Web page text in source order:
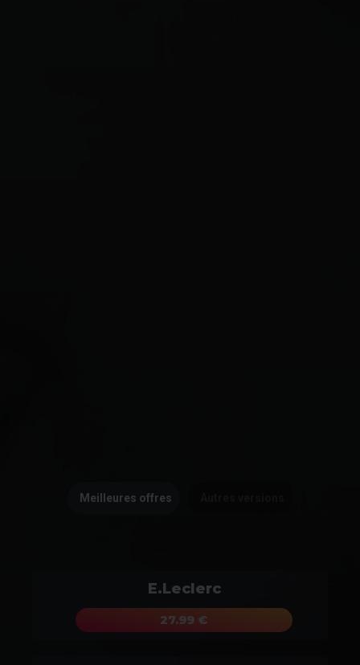
Meilleures offres
E.Leclerc
27.99 €